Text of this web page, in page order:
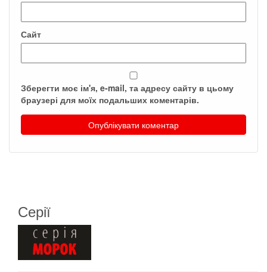
Сайт
Зберегти моє ім'я, e-mail, та адресу сайту в цьому
браузері для моїх подальших коментарів.
Серії